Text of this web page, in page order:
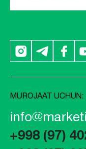
MUROJAAT UCHUN:
+998 (97)